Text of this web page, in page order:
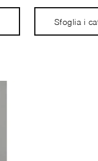
Sfoglia i